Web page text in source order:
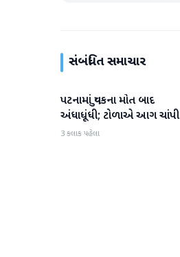
સંબંધિત સમાચાર
રાષ્ટ્રીય
પટનામાં યુવકના મોત બાદ
અંધાધૂંધી; ટોળાએ આગ ચાંપી
3 કલાક પહેલા